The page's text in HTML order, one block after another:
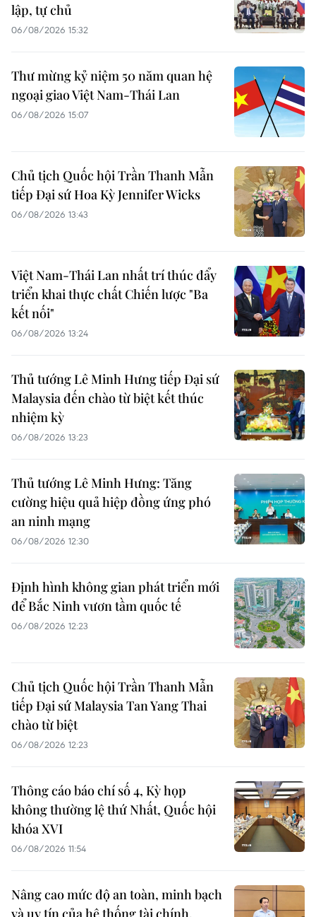
lập, tự chủ
06/08/2026 15:32
Thư mừng kỷ niệm 50 năm quan hệ
ngoại giao Việt Nam-Thái Lan
06/08/2026 15:07
Chủ tịch Quốc hội Trần Thanh Mẫn
tiếp Đại sứ Hoa Kỳ Jennifer Wicks
06/08/2026 13:43
Việt Nam-Thái Lan nhất trí thúc đẩy
triển khai thực chất Chiến lược "Ba
kết nối"
06/08/2026 13:24
Thủ tướng Lê Minh Hưng tiếp Đại sứ
Malaysia đến chào từ biệt kết thúc
nhiệm kỳ
06/08/2026 13:23
Thủ tướng Lê Minh Hưng: Tăng
cường hiệu quả hiệp đồng ứng phó
an ninh mạng
06/08/2026 12:30
Định hình không gian phát triển mới
để Bắc Ninh vươn tầm quốc tế
06/08/2026 12:23
Chủ tịch Quốc hội Trần Thanh Mẫn
tiếp Đại sứ Malaysia Tan Yang Thai
chào từ biệt
06/08/2026 12:23
Thông cáo báo chí số 4, Kỳ họp
không thường lệ thứ Nhất, Quốc hội
khóa XVI
06/08/2026 11:54
Nâng cao mức độ an toàn, minh bạch
và uy tín của hệ thống tài chính,